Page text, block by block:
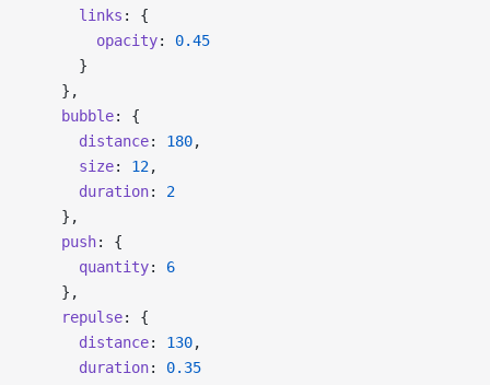
      links
: {
        opacity
: 0.45
      }
    },
    bubble
: {
      distance
: 180,
      size
: 12,
      duration
: 2
    },
    push
: {
      quantity
: 6
    },
    repulse
: {
      distance
: 130,
      duration
: 0.35